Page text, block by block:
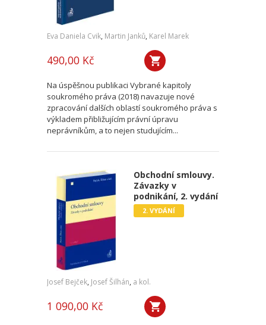
Eva Daniela Cvik, Martin Janků, Karel Marek
490,00 Kč
Na úspěšnou publikaci Vybrané kapitoly
soukromého práva (2018) navazuje nové
zpracování dalších oblastí soukromého práva s
výkladem přibližujícím právní úpravu
neprávníkům, a to nejen studujícím...
Obchodní smlouvy.
Závazky v
podnikání, 2. vydání
2. VYDÁNÍ
Josef Bejček, Josef Šilhán, a kol.
1 090,00 Kč